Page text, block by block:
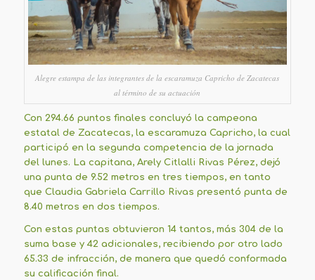
Alegre estampa de las integrantes de la escaramuza Capricho de Zacatecas
al término de su actuación
Con 294.66 puntos finales concluyó la campeona
estatal de Zacatecas, la escaramuza Capricho, la cual
participó en la segunda competencia de la jornada
del lunes. La capitana, Arely Citlalli Rivas Pérez, dejó
una punta de 9.52 metros en tres tiempos, en tanto
que Claudia Gabriela Carrillo Rivas presentó punta de
8.40 metros en dos tiempos.
Con estas puntas obtuvieron 14 tantos, más 304 de la
suma base y 42 adicionales, recibiendo por otro lado
65.33 de infracción, de manera que quedó conformada
su calificación final.